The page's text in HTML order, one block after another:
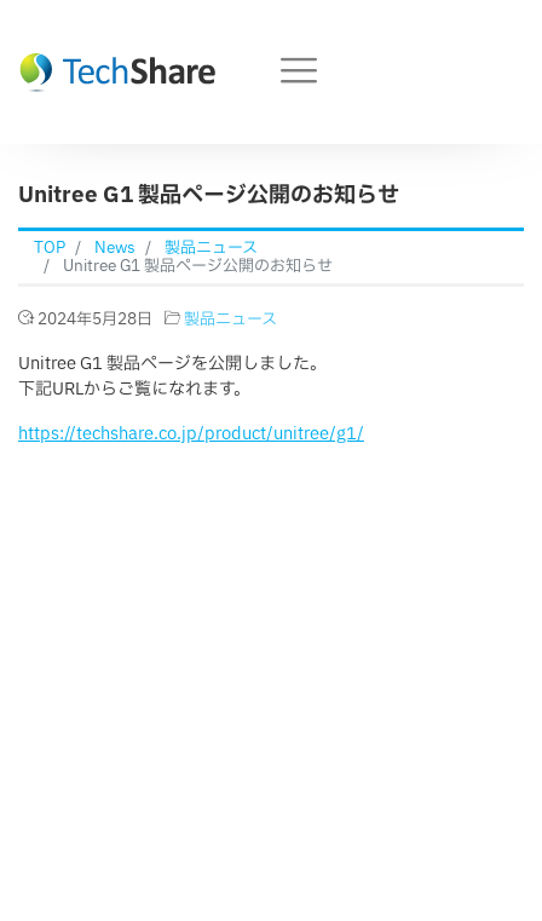
Unitree G1 製品ページ公開のお知らせ
TOP News 製品ニュース
Unitree G1 製品ページ公開のお知らせ
2024年5月28日 製品ニュース
Unitree G1 製品ページを公開しました。
下記URLからご覧になれます。
https://techshare.co.jp/product/unitree/g1/